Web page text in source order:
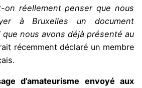
on réellement penser que nous
à Bruxelles un document
nous avons déjà présenté au
récemment déclaré un membre
d’amateurisme envoyé aux